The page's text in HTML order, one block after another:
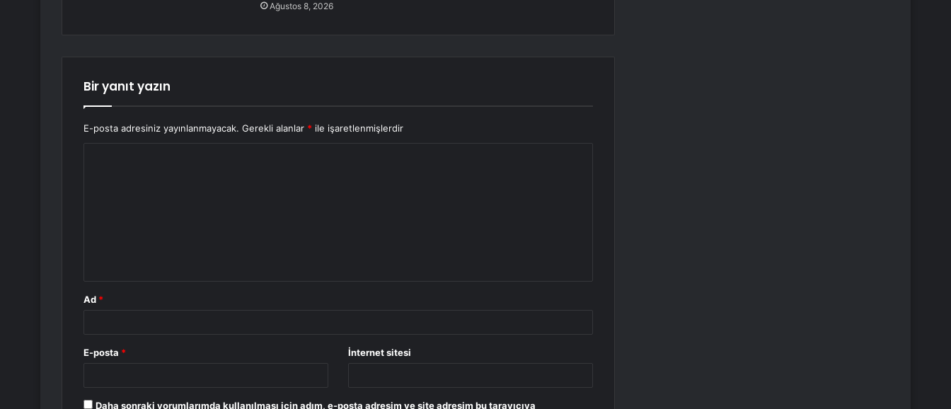
Ağustos 8, 2026
Bir yanıt yazın
E-posta adresiniz yayınlanmayacak. Gerekli alanlar * ile işaretlenmişlerdir
Ad *
E-posta * İnternet sitesi
Daha sonraki yorumlarımda kullanılması için adım, e-posta adresim ve site adresim bu tarayıcıya